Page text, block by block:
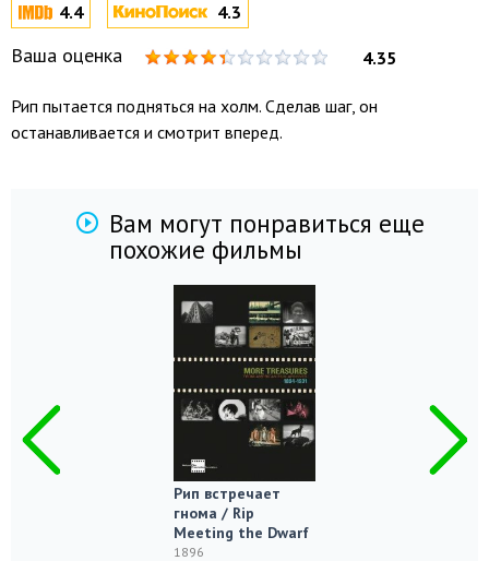
4.4 4.3
Ваша оценка 4.35
Рип пытается подняться на холм. Сделав шаг, он
останавливается и смотрит вперед.
Вам могут понравиться еще
похожие фильмы
Рип встречает
гнома / Rip
Meeting the Dwarf
1896